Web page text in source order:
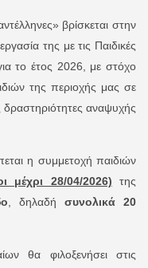
βρίσκεται στην
της με τις Παιδικές
το έτος 2026, με στόχο
της περιοχής μας σε
δραστηριότητες αναψυχής
η συμμετοχή παιδιών
μέχρι 28/04/2026) της
, δηλαδήσυνολικά 20
θα φιλοξενήσει στις